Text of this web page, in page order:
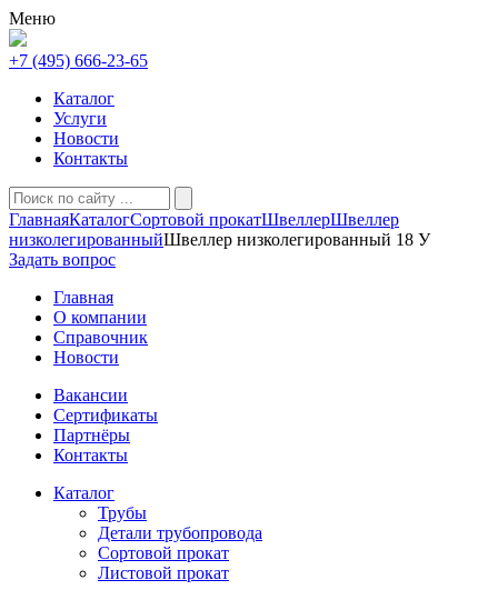
Меню
+7 (495) 666-23-65
Каталог
Услуги
Новости
Контакты
ГлавнаяКаталогСортовой прокатШвеллерШвеллер
низколегированныйШвеллер низколегированный 18 У
Задать вопрос
Главная
О компании
Справочник
Новости
Вакансии
Сертификаты
Партнёры
Контакты
Каталог
Трубы
Детали трубопровода
Сортовой прокат
Листовой прокат